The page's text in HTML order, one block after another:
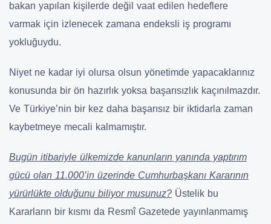
bakan yapılan kişilerde değil vaat edilen hedeflere
varmak için izlenecek zamana endeksli iş programı
yokluğuydu.
Niyet ne kadar iyi olursa olsun yönetimde yapacaklarınız
konusunda bir ön hazırlık yoksa başarısızlık kaçınılmazdır.
Ve Türkiye’nin bir kez daha başarısız bir iktidarla zaman
kaybetmeye mecali kalmamıştır.
Bugün itibariyle ülkemizde kanunların yanında yaptırım
gücü olan 11.000’in üzerinde Cumhurbaşkanı Kararının
yürürlükte olduğunu biliyor musunuz? Üstelik bu
Kararların bir kısmı da Resmî Gazetede yayınlanmamış